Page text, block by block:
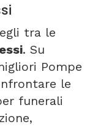
tra le
. Su
Pompe
le
funerali